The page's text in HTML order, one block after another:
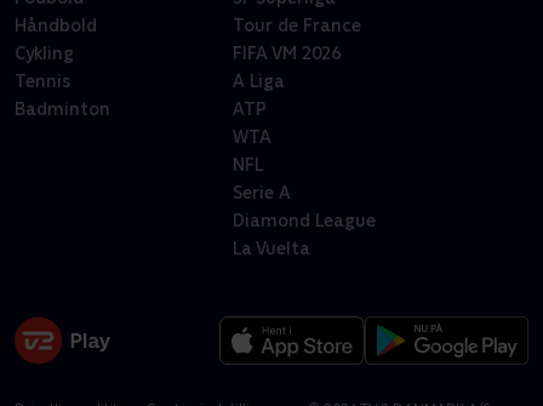
Håndbold
Cykling
Tennis
Badminton
Tour de France
FIFA VM 2026
A Liga
ATP
WTA
NFL
Serie A
Diamond League
La Vuelta